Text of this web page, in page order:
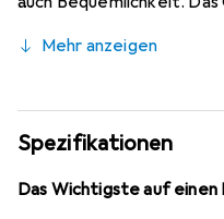
strapazierfähigem EVA
Fussbett ausgestattet,
bietet, und die
Überzug verleihen ihnen
Sandalen sind für
Mehr anzeigen
Spezifikationen
Das Wichtigste auf einen